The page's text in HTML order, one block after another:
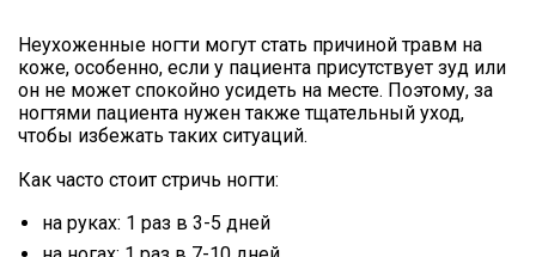
Неухоженные ногти могут стать причиной травм на
коже, особенно, если у пациента присутствует зуд или
он не может спокойно усидеть на месте. Поэтому, за
ногтями пациента нужен также тщательный уход,
чтобы избежать таких ситуаций.
Как часто стоит стричь ногти:
на руках: 1 раз в 3-5 дней